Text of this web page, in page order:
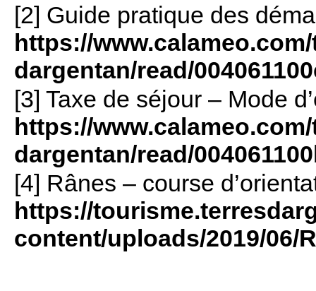
[2] Guide pratique des
https://
dargentan/read/
[3] Taxe de séjour – Mode
https://
dargentan/read/
[4] Rânes – course
https://
content/uploads/2019/06/